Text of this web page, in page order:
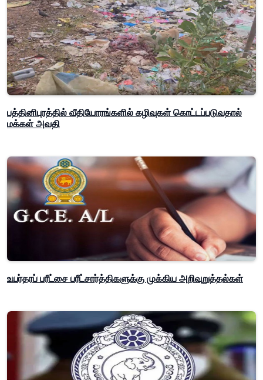
பத்தினிபுரத்தில் வீதியோரங்களில் கழிவுகள் கொட்டப்படுவதால்
மக்கள் அவதி
உயர்தரப் பரீட்சை பரீட்சார்த்திகளுக்கு முக்கிய அறிவுறுத்தல்கள்